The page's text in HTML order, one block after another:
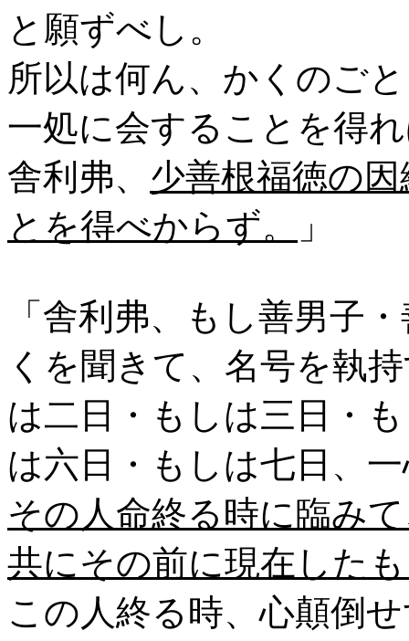
と願ずべし。
所以は何ん、かくのご
一処に会することを得
舎利弗、 少善根福徳の
とを得べからず。
」
「舎利弗、もし善男子
くを聞きて、名号を執
は二日・もしは三日・
は六日・もしは七日、
その人命終る時に臨み
共にその前に現在した
この人終る時、心顛倒